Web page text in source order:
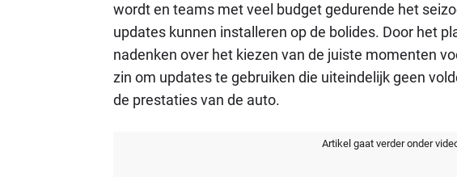
wordt en teams met veel budget gedurende het
updates kunnen installeren op de bolides. Door het
nadenken over het kiezen van de juiste momenten
zin om updates te gebruiken die uiteindelijk geen
de prestaties van de auto.
Artikel gaat verder onder